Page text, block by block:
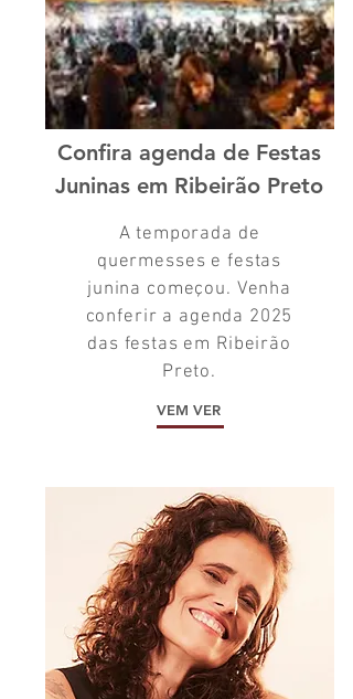
Confira agenda de Festas
Juninas em Ribeirão Preto
A temporada de
quermesses e festas
junina começou. Venha
conferir a agenda 2025
das festas em Ribeirão
Preto.
VEM VER